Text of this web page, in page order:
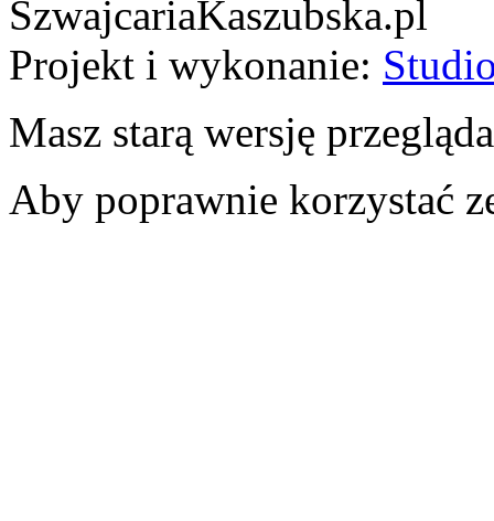
SzwajcariaKaszubska.pl
Projekt i wykonanie:
Masz starą wersję
Aby poprawnie korzystać